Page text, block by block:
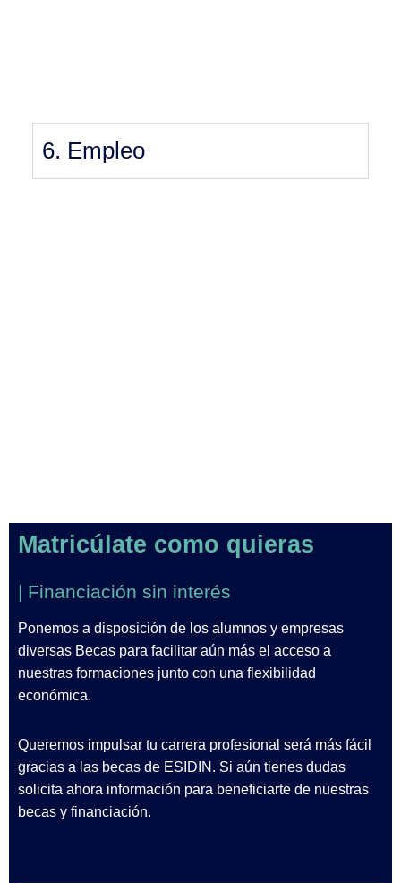
6. Empleo
Matricúlate como quieras
| Financiación sin interés
Ponemos a disposición de los alumnos y empresas
diversas Becas para facilitar aún más el acceso a
nuestras formaciones junto con una flexibilidad
económica.
Queremos impulsar tu carrera profesional será más fácil
gracias a las becas de ESIDIN. Si aún tienes dudas
solicita ahora información para beneficiarte de nuestras
becas y financiación.